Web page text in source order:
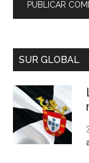
SUR GLOBAL